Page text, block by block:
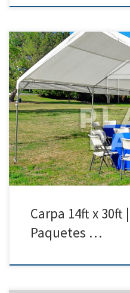
14ft x 30ft Carpa | Precios | Fotos
14ft x 30ft Carpa Precio de Renta
fiestas|Van
Carpa 14ft x 30ft
Paquetes …